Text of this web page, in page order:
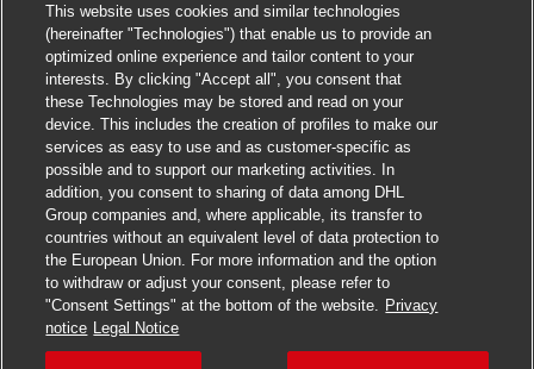
Apply for this job
I'm interested Similar Jobs
This website uses cookies and similar technologies
(hereinafter "Technologies") that enable us to provide an
optimized online experience and tailor content to your
interests. By clicking "Accept all", you consent that
these Technologies may be stored and read on your
device. This includes the creation of profiles to make our
services as easy to use and as customer-specific as
possible and to support our marketing activities. In
addition, you consent to sharing of data among DHL
Group companies and, where applicable, its transfer to
countries without an equivalent level of data protection to
the European Union. For more information and the option
to withdraw or adjust your consent, please refer to
"Consent Settings" at the bottom of the website. Privacy
notice Legal Notice